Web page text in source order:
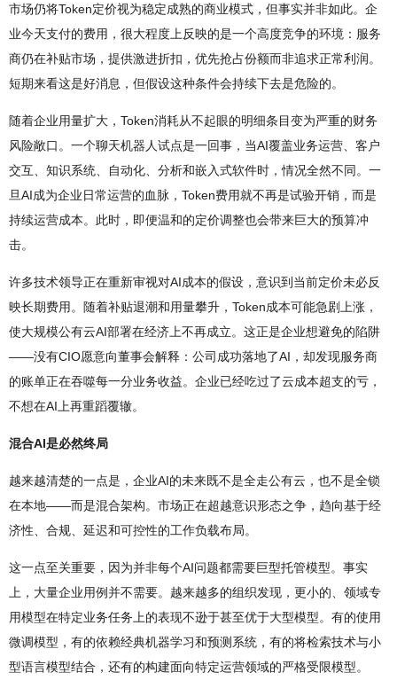
市场仍将Token定价视为稳定成熟的商业模式，但事实并非如此。企
业今天支付的费用，很大程度上反映的是一个高度竞争的环境：服务
商仍在补贴市场，提供激进折扣，优先抢占份额而非追求正常利润。
短期来看这是好消息，但假设这种条件会持续下去是危险的。
随着企业用量扩大，Token消耗从不起眼的明细条目变为严重的财务
风险敞口。一个聊天机器人试点是一回事，当AI覆盖业务运营、客户
交互、知识系统、自动化、分析和嵌入式软件时，情况全然不同。一
旦AI成为企业日常运营的血脉，Token费用就不再是试验开销，而是
持续运营成本。此时，即便温和的定价调整也会带来巨大的预算冲
击。
许多技术领导正在重新审视对AI成本的假设，意识到当前定价未必反
映长期费用。随着补贴退潮和用量攀升，Token成本可能急剧上涨，
使大规模公有云AI部署在经济上不再成立。这正是企业想避免的陷阱
——没有CIO愿意向董事会解释：公司成功落地了AI，却发现服务商
的账单正在吞噬每一分业务收益。企业已经吃过了云成本超支的亏，
不想在AI上再重蹈覆辙。
混合AI是必然终局
越来越清楚的一点是，企业AI的未来既不是全走公有云，也不是全锁
在本地——而是混合架构。市场正在超越意识形态之争，趋向基于经
济性、合规、延迟和可控性的工作负载布局。
这一点至关重要，因为并非每个AI问题都需要巨型托管模型。事实
上，大量企业用例并不需要。越来越多的组织发现，更小的、领域专
用模型在特定业务任务上的表现不逊于甚至优于大型模型。有的使用
微调模型，有的依赖经典机器学习和预测系统，有的将检索技术与小
型语言模型结合，还有的构建面向特定运营领域的严格受限模型。